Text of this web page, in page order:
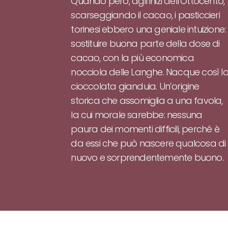
scarseggiando il cacao, i pasticcieri
torinesi ebbero una geniale intuizione:
sostituire buona parte della dose di
cacao, con la più economica
nocciola delle Langhe. Nacque così
cioccolata gianduia. Un’origine
storica che assomiglia a una favola,
la cui morale sarebbe: nessuna
paura dei momenti difficili, perché è
da essi che può nascere qualcosa di
nuovo e sorprendentemente buono.